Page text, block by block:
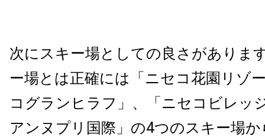
次にスキー場としての良さがありま
ー場とは正確には「ニセコ花園リゾ
コグランヒラフ」、「ニセコビレッ
アンヌプリ国際」の4つのスキー場